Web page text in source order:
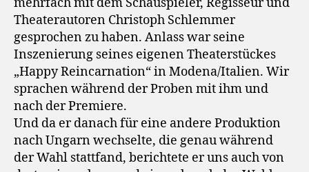
Theaterautoren Christoph Schlemmer
gesprochen zu haben. Anlass war seine
Inszenierung seines eigenen Theaterstückes
„Happy Reincarnation“ in Modena/Italien. Wir
sprachen während der Proben mit ihm und
nach der Premiere.
Und da er danach für eine andere Produktion
nach Ungarn wechselte, die genau während
der Wahl stattfand, berichtete er uns auch von